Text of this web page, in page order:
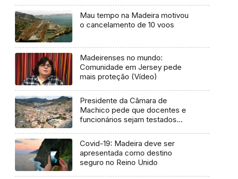
Mau tempo na Madeira motivou
o cancelamento de 10 voos
Madeirenses no mundo:
Comunidade em Jersey pede
mais proteção (Vídeo)
Presidente da Câmara de
Machico pede que docentes e
funcionários sejam testados
Covid-19: Madeira deve ser
apresentada como destino
seguro no Reino Unido